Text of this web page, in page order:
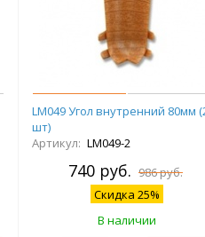
LM049 Угол внутренний 80мм
шт)
Артикул: LM049-2
740 руб. 986 руб.
Скидка 25%
В наличии